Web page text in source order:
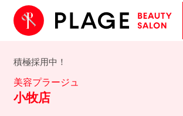
積極採用中！
美容プラージュ
小牧店